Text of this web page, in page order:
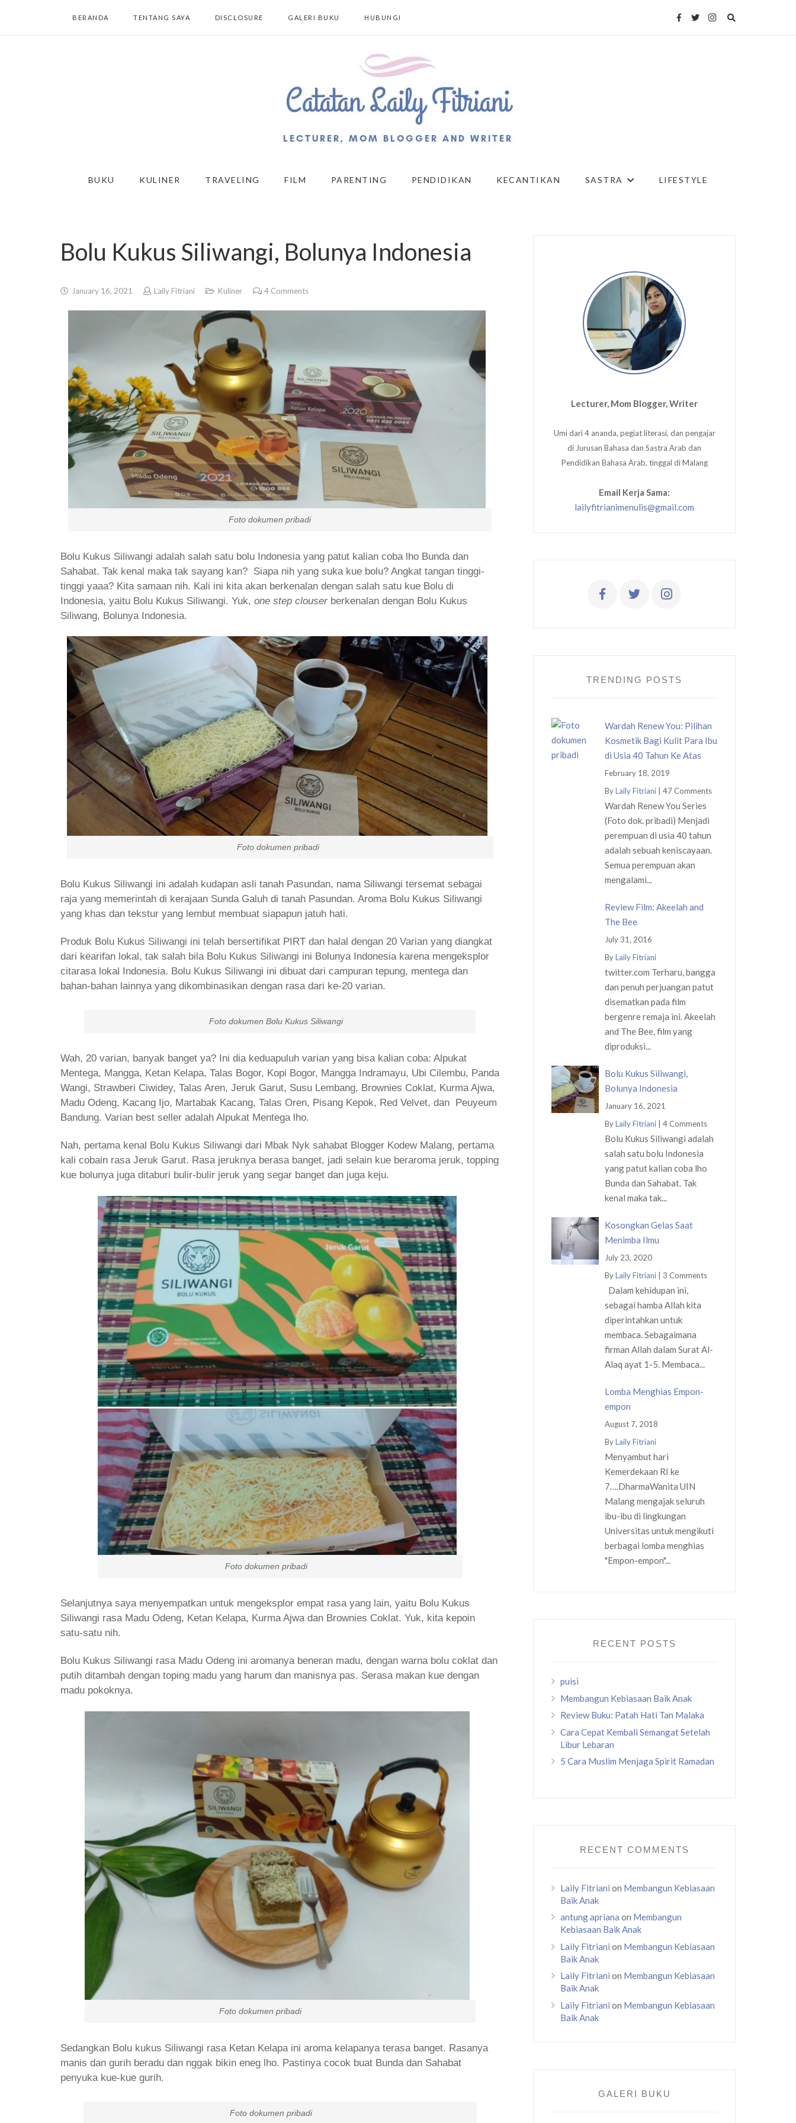
BERANDA TENTANG SAYA DISCLOSURE GALERI BUKU HUBUNGI
BUKU KULINER TRAVELING FILM PARENTING PENDIDIKAN KECANTIKAN SASTRA LIFESTYLE
Bolu Kukus Siliwangi, Bolunya Indonesia
January 16, 2021 Laily Fitriani Kuliner 4 Comments
Foto dokumen pribadi
Bolu Kukus Siliwangi adalah salah satu bolu Indonesia yang patut kalian coba lho Bunda dan
Sahabat. Tak kenal maka tak sayang kan? Siapa nih yang suka kue bolu? Angkat tangan tinggi-
tinggi yaaa? Kita samaan nih. Kali ini kita akan berkenalan dengan salah satu kue Bolu di
Indonesia, yaitu Bolu Kukus Siliwangi. Yuk, one step clouser berkenalan dengan Bolu Kukus
Siliwang, Bolunya Indonesia.
Foto dokumen pribadi
Bolu Kukus Siliwangi ini adalah kudapan asli tanah Pasundan, nama Siliwangi tersemat sebagai
raja yang memerintah di kerajaan Sunda Galuh di tanah Pasundan. Aroma Bolu Kukus Siliwangi
yang khas dan tekstur yang lembut membuat siapapun jatuh hati.
Produk Bolu Kukus Siliwangi ini telah bersertifikat PIRT dan halal dengan 20 Varian yang diangkat
dari kearifan lokal, tak salah bila Bolu Kukus Siliwangi ini Bolunya Indonesia karena mengeksplor
citarasa lokal Indonesia. Bolu Kukus Siliwangi ini dibuat dari campuran tepung, mentega dan
bahan-bahan lainnya yang dikombinasikan dengan rasa dari ke-20 varian.
Foto dokumen Bolu Kukus Siliwangi
Wah, 20 varian, banyak banget ya? Ini dia keduapuluh varian yang bisa kalian coba: Alpukat
Mentega, Mangga, Ketan Kelapa, Talas Bogor, Kopi Bogor, Mangga Indramayu, Ubi Cilembu, Panda
Wangi, Strawberi Ciwidey, Talas Aren, Jeruk Garut, Susu Lembang, Brownies Coklat, Kurma Ajwa,
Madu Odeng, Kacang Ijo, Martabak Kacang, Talas Oren, Pisang Kepok, Red Velvet, dan Peuyeum
Bandung. Varian best seller adalah Alpukat Mentega lho.
Nah, pertama kenal Bolu Kukus Siliwangi dari Mbak Nyk sahabat Blogger Kodew Malang, pertama
kali cobain rasa Jeruk Garut. Rasa jeruknya berasa banget, jadi selain kue beraroma jeruk, topping
kue bolunya juga ditaburi bulir-bulir jeruk yang segar banget dan juga keju.
Foto dokumen pribadi
Selanjutnya saya menyempatkan untuk mengeksplor empat rasa yang lain, yaitu Bolu Kukus
Siliwangi rasa Madu Odeng, Ketan Kelapa, Kurma Ajwa dan Brownies Coklat. Yuk, kita kepoin
satu-satu nih.
Bolu Kukus Siliwangi rasa Madu Odeng ini aromanya beneran madu, dengan warna bolu coklat dan
putih ditambah dengan toping madu yang harum dan manisnya pas. Serasa makan kue dengan
madu pokoknya.
Foto dokumen pribadi
Sedangkan Bolu kukus Siliwangi rasa Ketan Kelapa ini aroma kelapanya terasa banget. Rasanya
manis dan gurih beradu dan nggak bikin eneg lho. Pastinya cocok buat Bunda dan Sahabat
penyuka kue-kue gurih.
Foto dokumen pribadi
Lecturer, Mom Blogger, Writer
Umi dari 4 ananda, pegiat literasi, dan pengajar
di Jurusan Bahasa dan Sastra Arab dan
Pendidikan Bahasa Arab, tinggal di Malang
Email Kerja Sama:
lailyfitrianimenulis@gmail.com
TRENDING POSTS
Wardah Renew You: Pilihan
Kosmetik Bagi Kulit Para Ibu
di Usia 40 Tahun Ke Atas
February 18, 2019
ByLaily Fitriani | 47 Comments
Wardah Renew You Series
(Foto dok. pribadi) Menjadi
perempuan di usia 40 tahun
adalah sebuah keniscayaan.
Semua perempuan akan
mengalami...
Review Film: Akeelah and
The Bee
July 31, 2016
ByLaily Fitriani
twitter.com Terharu, bangga
dan penuh perjuangan patut
disematkan pada film
bergenre remaja ini. Akeelah
and The Bee, film yang
diproduksi...
Bolu Kukus Siliwangi,
Bolunya Indonesia
January 16, 2021
ByLaily Fitriani | 4 Comments
Bolu Kukus Siliwangi adalah
salah satu bolu Indonesia
yang patut kalian coba lho
Bunda dan Sahabat. Tak
kenal maka tak...
Kosongkan Gelas Saat
Menimba Ilmu
July 23, 2020
ByLaily Fitriani | 3 Comments
Dalam kehidupan ini,
sebagai hamba Allah kita
diperintahkan untuk
membaca. Sebagaimana
firman Allah dalam Surat Al-
Alaq ayat 1-5. Membaca...
Lomba Menghias Empon-
empon
August 7, 2018
ByLaily Fitriani
Menyambut hari
Kemerdekaan RI ke
7….DharmaWanita UIN
Malang mengajak seluruh
ibu-ibu di lingkungan
Universitas untuk mengikuti
berbagai lomba menghias
"Empon-empon"...
RECENT POSTS
puisi
Membangun Kebiasaan Baik Anak
Review Buku: Patah Hati Tan Malaka
Cara Cepat Kembali Semangat Setelah
Libur Lebaran
5 Cara Muslim Menjaga Spirit Ramadan
RECENT COMMENTS
Laily Fitriani on Membangun Kebiasaan
Baik Anak
antung apriana on Membangun
Kebiasaan Baik Anak
Laily Fitriani on Membangun Kebiasaan
Baik Anak
Laily Fitriani on Membangun Kebiasaan
Baik Anak
Laily Fitriani on Membangun Kebiasaan
Baik Anak
GALERI BUKU